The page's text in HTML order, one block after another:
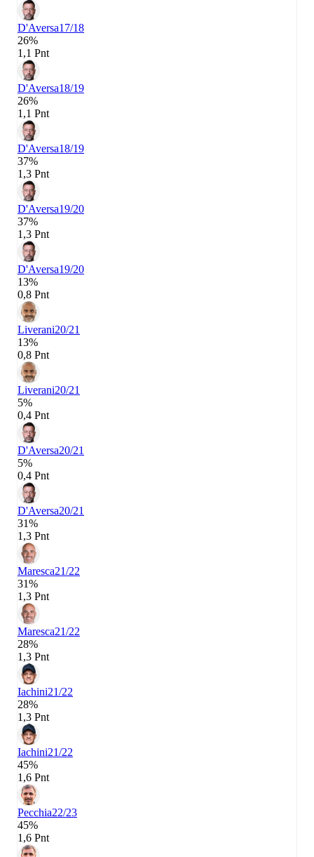
D'Aversa17/18
26%
1,1 Pnt
D'Aversa18/19
26%
1,1 Pnt
D'Aversa18/19
37%
1,3 Pnt
D'Aversa19/20
37%
1,3 Pnt
D'Aversa19/20
13%
0,8 Pnt
Liverani20/21
13%
0,8 Pnt
Liverani20/21
5%
0,4 Pnt
D'Aversa20/21
5%
0,4 Pnt
D'Aversa20/21
31%
1,3 Pnt
Maresca21/22
31%
1,3 Pnt
Maresca21/22
28%
1,3 Pnt
Iachini21/22
28%
1,3 Pnt
Iachini21/22
45%
1,6 Pnt
Pecchia22/23
45%
1,6 Pnt